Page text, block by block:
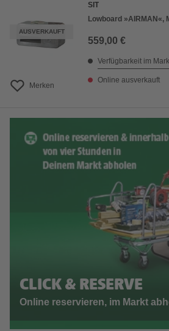
AUSVERKAUFT
Merken
SIT
Lowboard »AIRMAN«,
559,00 €
Verfügbarkeit im
Online ausverkauft
CLICK & RESERVE
Online reservieren, im Markt